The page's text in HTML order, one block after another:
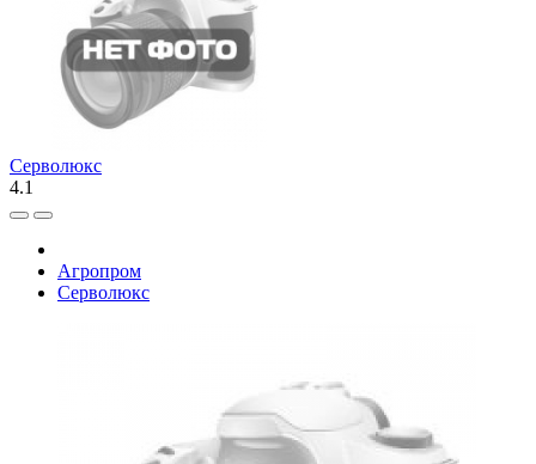
Серволюкс
4.1
Агропром
Серволюкс